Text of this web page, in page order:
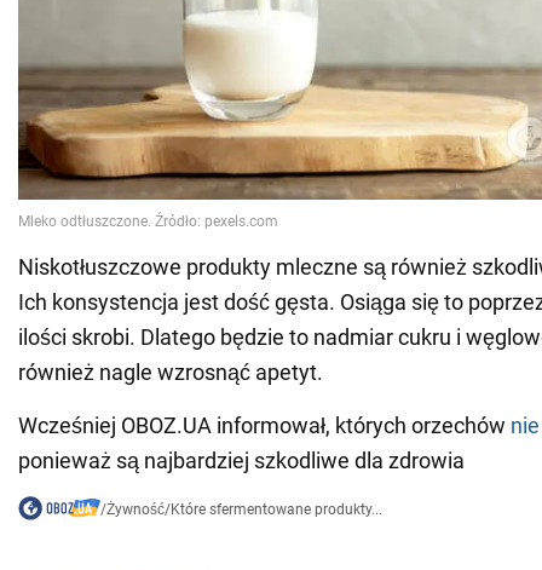
Niskotłuszczowe produkty mleczne są również
Ich konsystencja jest dość gęsta. Osiąga się to
ilości skrobi. Dlatego będzie to nadmiar cukru i
również nagle wzrosnąć apetyt.
Wcześniej OBOZ.UA informował, których orzechów
ponieważ są najbardziej szkodliwe dla zdrowia
/Żywność/Które sfermentowane produkty...